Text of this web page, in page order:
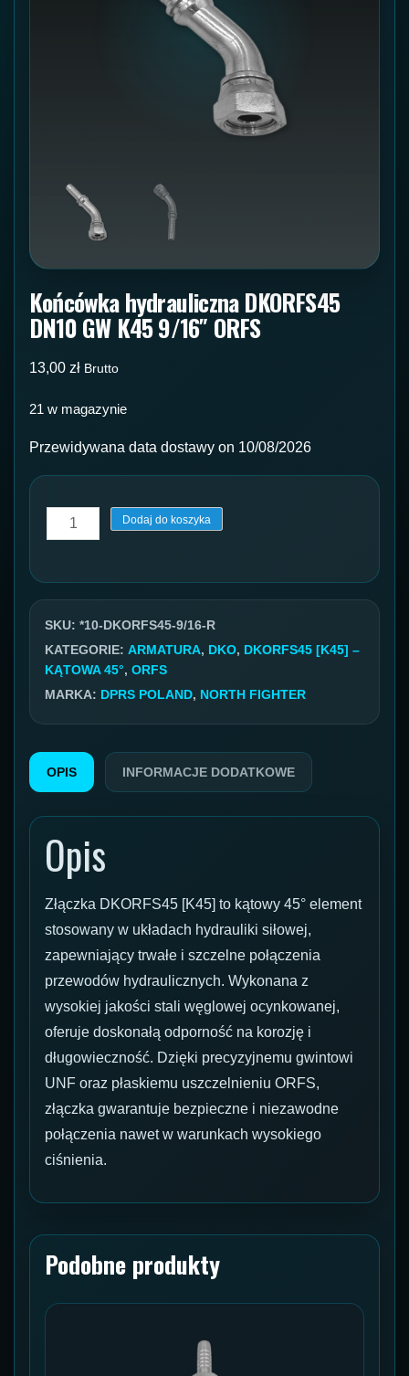
Końcówka hydrauliczna DKORFS45
DN10 GW K45 9/16″ ORFS
13,00 zł Brutto
21 w magazynie
Przewidywana data dostawy on 10/08/2026
ilość
Końcówka
DN10
GW
K45
9/16"
ORFS
Dodaj do koszyka
SKU: *10-DKORFS45-9/16-R
KATEGORIE: ARMATURA, DKO, DKORFS45 [K45] –
KĄTOWA 45°, ORFS
MARKA: DPRS POLAND, NORTH FIGHTER
OPIS INFORMACJE DODATKOWE
Opis
Złączka DKORFS45 [K45] to kątowy 45° element
stosowany w układach hydrauliki siłowej,
zapewniający trwałe i szczelne połączenia
przewodów hydraulicznych. Wykonana z
wysokiej jakości stali węglowej ocynkowanej,
oferuje doskonałą odporność na korozję i
długowieczność. Dzięki precyzyjnemu gwintowi
UNF oraz płaskiemu uszczelnieniu ORFS,
złączka gwarantuje bezpieczne i niezawodne
połączenia nawet w warunkach wysokiego
ciśnienia.
Podobne produkty